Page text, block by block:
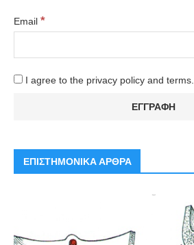
Email *
I agree to the privacy policy and terms.
ΕΠΙΣΤΗΜΟΝΙΚΑ ΑΡΘΡΑ